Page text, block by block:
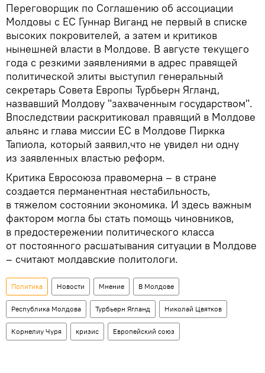
Переговорщик по Соглашению об ассоциации
Молдовы с ЕС Гуннар Виганд не первый в списке
высоких покровителей, а затем и критиков
нынешней власти в Молдове. В августе текущего
года с резкими заявлениями в адрес правящей
политической элиты выступил генеральный
секретарь Совета Европы Турбьерн Ягланд,
назвавший Молдову "захваченным государством".
Впоследствии раскритиковал правящий в Молдове
альянс и глава миссии ЕС в Молдове Пиркка
Тапиола, который заявил,что не увидел ни одну
из заявленных властью реформ.
Критика Евросоюза правомерна – в стране
создается перманентная нестабильность,
в тяжелом состоянии экономика. И здесь важным
фактором могла бы стать помощь чиновников,
в предостережении политического класса
от постоянного расшатывания ситуации в Молдове
– считают молдавские политологи.
Политика Новости Мнение В Молдове
Республика Молдова Турбьерн Ягланд Николай Цвятков
Корнелиу Чуря кризис Европейский союз